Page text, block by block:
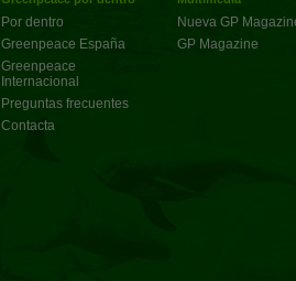
Por dentro
Greenpeace España
Greenpeace
Internacional
Preguntas frecuentes
Contacta
Nueva GP
GP Magazine